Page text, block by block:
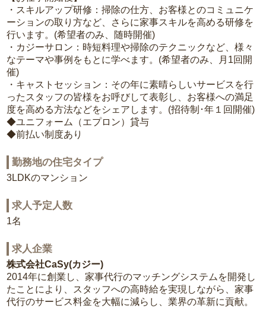
・スキルアップ研修：掃除の仕方、お客様とのコミュニケ
ーションの取り方など、さらに家事スキルを高める研修を
行います。(希望者のみ、随時開催)
・カジーサロン：時短料理や掃除のテクニックなど、様々
なテーマや事例をもとに学べます。(希望者のみ、月1回開
催)
・キャストセッション：その年に素晴らしいサービスを行
ったスタッフの皆様をお呼びして表彰し、お客様への満足
度を高める方法などをシェアします。(招待制･年１回開催)
◆ユニフォーム（エプロン）貸与
◆前払い制度あり
勤務地の住宅タイプ
3LDKのマンション
求人予定人数
1名
求人企業
株式会社CaSy(カジー)
2014年に創業し、家事代行のマッチングシステムを開発し
たことにより、スタッフへの高時給を実現しながら、家事
代行のサービス料金を大幅に減らし、業界の革新に貢献。